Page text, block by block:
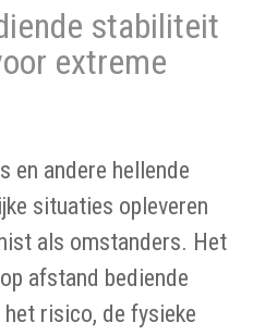
stabiliteit
extreme
en andere hellende
situaties opleveren
als omstanders. Het
afstand bediende
risico, de fysieke